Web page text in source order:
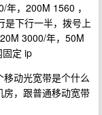
，200M 1560 ，
下行一半，拨号上
3000/年，50M
定 ip
动光宽带是个什么
房，跟普通移动宽带